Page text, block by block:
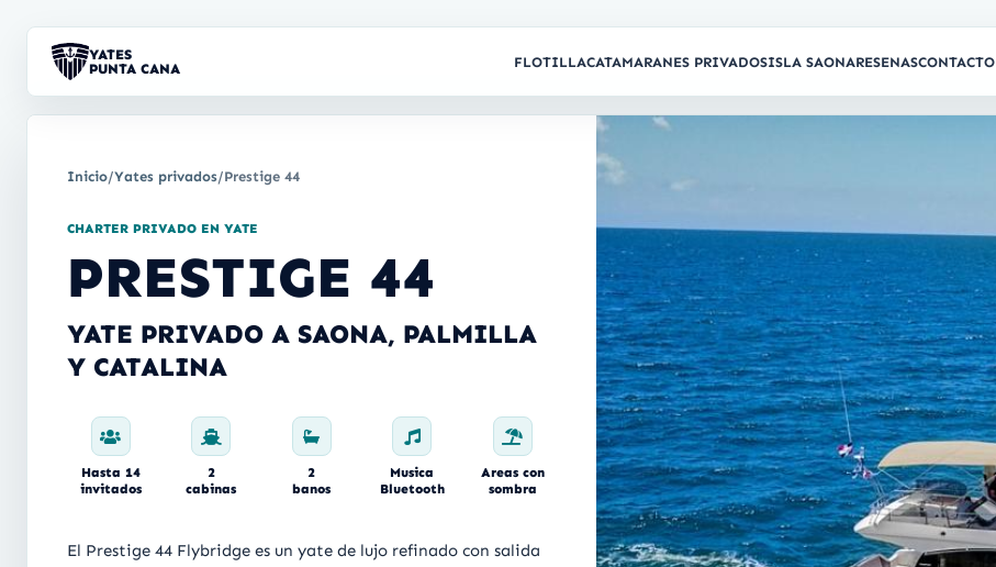
YATES
PUNTA CANA
FLOTILLACATAMARANES PRIVADOSISLA SAONARESENASCONTACTO
Inicio/Yates privados/Prestige 44
CHARTER PRIVADO EN YATE
PRESTIGE 44
YATE PRIVADO A SAONA, PALMILLA
Y CATALINA
Hasta 14
invitados
2
cabinas
2
banos
Musica
Bluetooth
Areas con
sombra
El Prestige 44 Flybridge es un yate de lujo refinado con salida